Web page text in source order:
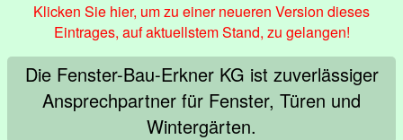
Klicken Sie hier, um zu einer neueren Version dieses
Eintrages, auf aktuellstem Stand, zu gelangen!
Die Fenster-Bau-Erkner KG ist zuverlässiger
Ansprechpartner für Fenster, Türen und
Wintergärten.